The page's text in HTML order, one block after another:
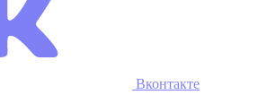
Вконтакте